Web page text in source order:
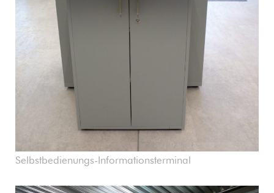
Selbstbedienungs-Informationsterminal